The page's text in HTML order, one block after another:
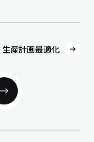
生産計画最適化